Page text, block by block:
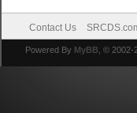
Contact Us
Powered By MyBB , © 2002-